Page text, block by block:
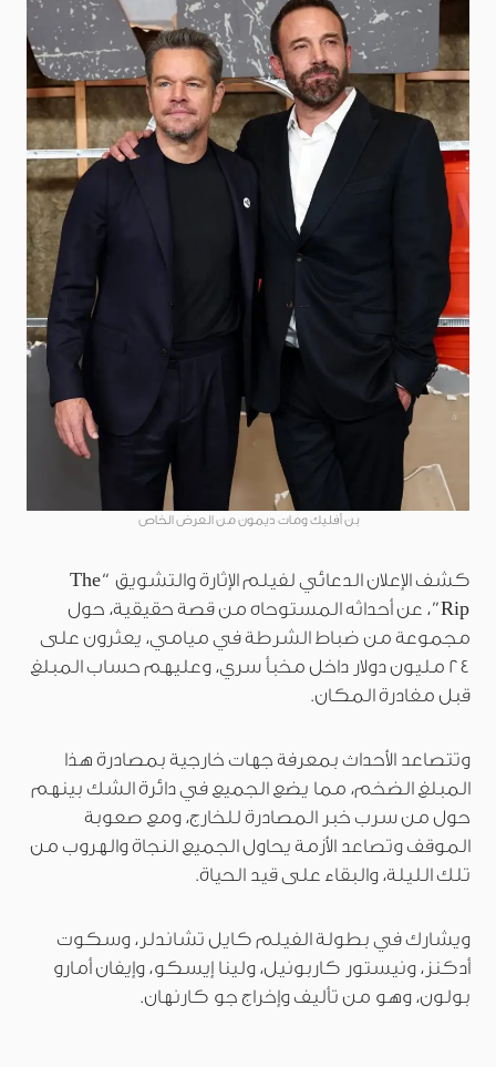
بن أفليك ومات ديمون من العرض الخاص
كشف الإعلان الدعائي لفيلم الإثارة والتشويق “The
Rip”، عن أحداثه المستوحاه من قصة حقيقية، حول
مجموعة من ضباط الشرطة في ميامي، يعثرون على
24 مليون دولار داخل مخبأ سري، وعليهم حساب المبلغ
قبل مغادرة المكان.
وتتصاعد الأحداث بمعرفة جهات خارجية بمصادرة هذا
المبلغ الضخم، مما يضع الجميع في دائرة الشك بينهم
حول من سرب خبر المصادرة للخارج، ومع صعوبة
الموقف وتصاعد الأزمة يحاول الجميع النجاة والهروب من
تلك الليلة، والبقاء على قيد الحياة.
ويشارك في بطولة الفيلم كايل تشاندلر، وسكوت
أدكنز، ونيستور كاربونيل، ولينا إيسكو، وإيفان أمارو
بولون، وهو من تأليف وإخراج جو كارنهان.